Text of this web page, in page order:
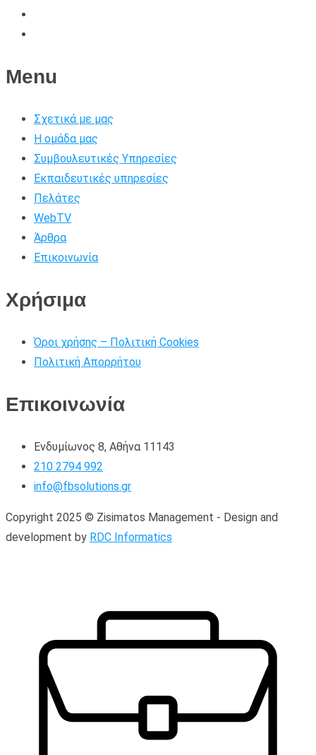
Menu
Σχετικά με μας
Η ομάδα μας
Συμβουλευτικές Υπηρεσίες
Εκπαιδευτικές υπηρεσίες
Πελάτες
WebTV
Άρθρα
Επικοινωνία
Χρήσιμα
Όροι χρήσης – Πολιτική Cookies
Πολιτική Απορρήτου
Επικοινωνία
Ενδυμίωνος 8, Αθήνα 11143
210 2794 992
info@fbsolutions.gr
Copyright 2025 © Zisimatos Management - Design and
development by RDC Informatics